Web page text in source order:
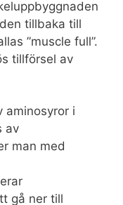
tillbaka till
”muscle full”.
tillförsel av
aminosyror i
av
man med
gå ner till